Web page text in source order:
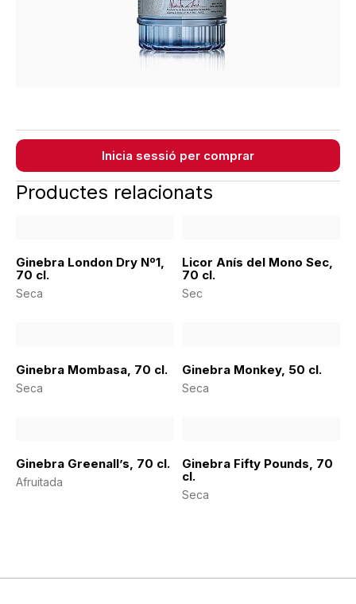
Inicia sessió per comprar
Productes relacionats
Ginebra London Dry Nº1,
70 cl.
Seca
Licor Anís del Mono Sec,
70 cl.
Sec
Ginebra Mombasa, 70 cl.
Seca
Ginebra Monkey, 50 cl.
Seca
Ginebra Greenall’s, 70 cl.
Afruitada
Ginebra Fifty Pounds, 70
cl.
Seca